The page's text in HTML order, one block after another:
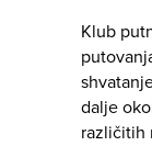
Klub
dalje
različitih